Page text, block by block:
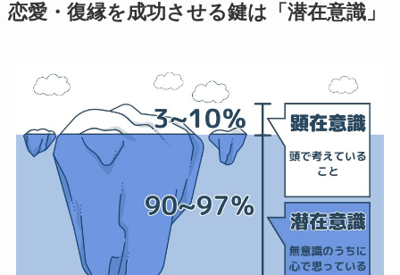
恋愛・復縁を成功させる鍵は「潜在意識」